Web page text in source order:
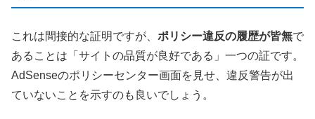
これは間接的な証明ですが、 ポリシー違反の履歴が皆無で
あることは「サイトの品質が良好である」一つの証です。
AdSenseのポリシーセンター画面を見せ、違反警告が出
ていないことを示すのも良いでしょう。